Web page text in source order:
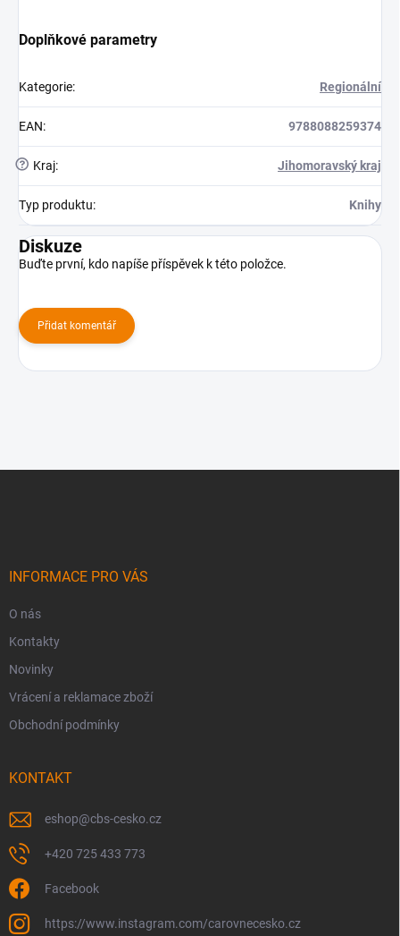
Doplňkové parametry
Kategorie: Regionální
EAN: 9788088259374
? Kraj: Jihomoravský kraj
Typ produktu: Knihy
Diskuze
Buďte první, kdo napíše příspěvek k této položce.
Přidat komentář
INFORMACE PRO VÁS
O nás
Kontakty
Novinky
Vrácení a reklamace zboží
Obchodní podmínky
KONTAKT
eshop@cbs-cesko.cz
+420 725 433 773
Facebook
https://www.instagram.com/carovnecesko.cz